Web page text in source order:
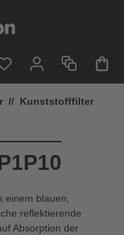
// Kunststofffilter
einem blauen,
reflektierende
Absorption der